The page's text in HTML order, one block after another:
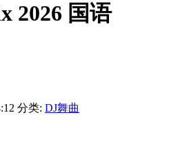
2026 国语
分类: DJ舞曲